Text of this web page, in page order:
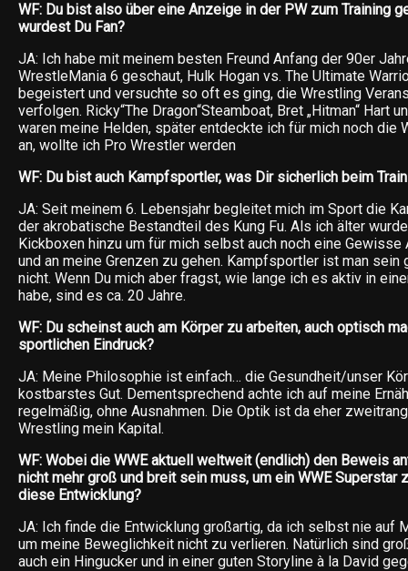
WF: Du bist also über eine Anzeige in der PW zum Training
wurdest Du Fan?
JA: Ich habe mit meinem besten Freund Anfang der 90er
WrestleMania 6 geschaut, Hulk Hogan vs. The Ultimate
begeistert und versuchte so oft es ging, die Wrestling
verfolgen. Ricky“The Dragon“Steamboat, Bret „Hitman“ Hart
waren meine Helden, später entdeckte ich für mich noch die
an, wollte ich Pro Wrestler werden
WF: Du bist auch Kampfsportler, was Dir sicherlich beim
JA: Seit meinem 6. Lebensjahr begleitet mich im Sport die
der akrobatische Bestandteil des Kung Fu. Als ich älter
Kickboxen hinzu um für mich selbst auch noch eine Gewisse
und an meine Grenzen zu gehen. Kampfsportler ist man sein
nicht. Wenn Du mich aber fragst, wie lange ich es aktiv in
habe, sind es ca. 20 Jahre.
WF: Du scheinst auch am Körper zu arbeiten, auch optisch
sportlichen Eindruck?
JA: Meine Philosophie ist einfach… die Gesundheit/unser
kostbarstes Gut. Dementsprechend achte ich auf meine
regelmäßig, ohne Ausnahmen. Die Optik ist da eher
Wrestling mein Kapital.
WF: Wobei die WWE aktuell weltweit (endlich) den Beweis
nicht mehr groß und breit sein muss, um ein WWE Superstar
diese Entwicklung?
JA: Ich finde die Entwicklung großartig, da ich selbst nie auf
um meine Beweglichkeit nicht zu verlieren. Natürlich sind
auch ein Hingucker und in einer guten Storyline à la David